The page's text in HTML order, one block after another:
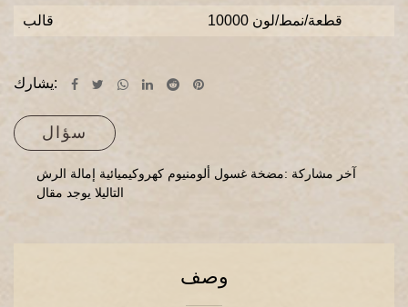
قالب
10000 قطعة/نمط/لون
يشارك:
سؤال
آخر مشاركة :مضخة غسول ألومنيوم كهروكيميائية إمالة الرش
التاليلا يوجد مقال
وصف